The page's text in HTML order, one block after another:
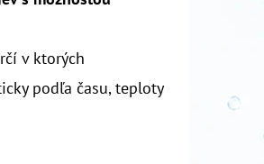
v ktorých
podľa času, teploty